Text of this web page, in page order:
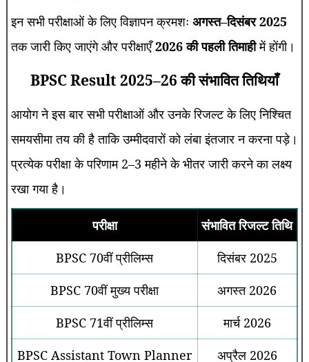
इन सभी परीक्षाओं के लिए विज्ञापन क्रमशः अगस्त–दिसंबर 2025
तक जारी किए जाएंगे और परीक्षाएँ2026 की पहली तिमाहीमें होंगी।
BPSC Result 2025–26 की संभावित तिथियाँ
आयोग ने इस बार सभी परीक्षाओं और उनके रिजल्ट के लिए निश्चित
समयसीमा तय की है ताकि उम्मीदवारों को लंबा इंतजार न करना पड़े।
प्रत्येक परीक्षा के परिणाम 2–3 महीने के भीतर जारी करने का लक्ष्य
रखा गया है।
परीक्षा
संभावित रिजल्ट तिथि
BPSC 70वीं प्रीलिम्स
दिसंबर 2025
BPSC 70वीं मुख्य परीक्षा
अगस्त 2026
BPSC 71वीं प्रीलिम्स
मार्च 2026
BPSC Assistant Town Planner
अप्रैल 2026